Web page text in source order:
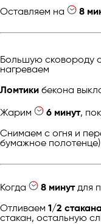
Оставляем на
8
Большую сковороду
нагреваем
Ломтики бекона
Жарим
6 минут,
Снимаем с огня и
бумажное полотенце)
Когда 8 минутдля
Отливаем 1/2
стакан, остальную